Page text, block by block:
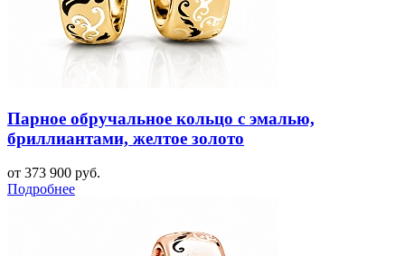
Парное обручальное кольцо с эмалью,
бриллиантами, желтое золото
от 373 900 руб.
Подробнее